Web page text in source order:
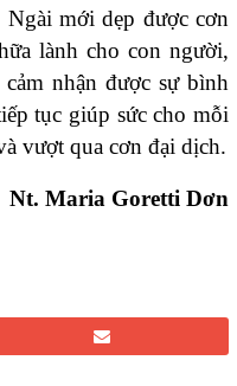
mới dẹp được cơn
lành cho con người,
nhận được sự bình
tục giúp sức cho mỗi
vượt qua cơn đại dịch.
Nt. Maria Goretti Dơn